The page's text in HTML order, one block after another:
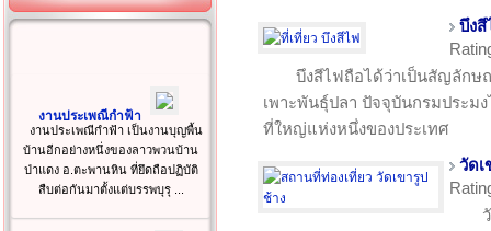
งานประเพณีกำฟ้า
งานประเพณีกำฟ้า เป็นงานบุญพื้น
บ้านอีกอย่างหนึ่งของลาวพวนบ้าน
ป่าแดง อ.ตะพานหิน ที่ยึดถือปฏิบัติ
สืบต่อกันมาตั้งแต่บรรพบุรุ ...
บึง
บึงสีไฟถือได้ว่าเป็นสัญลักษ
เพาะพันธุ์ปลา ปัจจุบันกรมประม
ที่ใหญ่แห่งหนึ่งของประเทศ
วัดเ